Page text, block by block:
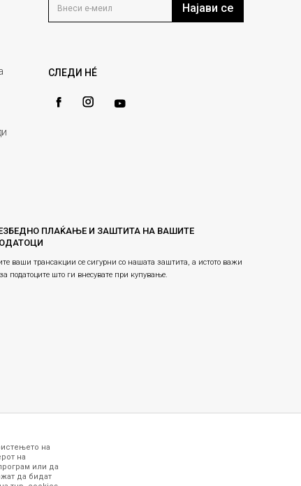
Најави се
СЛЕДИ НÉ
ПЛАЌАЊЕ И ЗАШТИТА НА ВАШИТЕ
ваши трансакции се сигурни со нашата заштита, а истото важи
податоците што ги внесувате при купување.
на
на
или да
да бидат